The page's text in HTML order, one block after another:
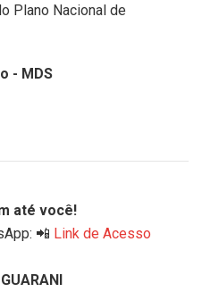
Plano Nacional de
- MDS
até você!
📲 Link de Acesso